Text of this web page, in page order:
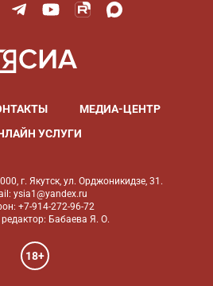
МЕДИА-ЦЕНТР
УСЛУГИ
г. Якутск, ул. Орджоникидзе, 31.
ysia1@yandex.ru
+7-914-272-96-72
Бабаева Я. О.
18+